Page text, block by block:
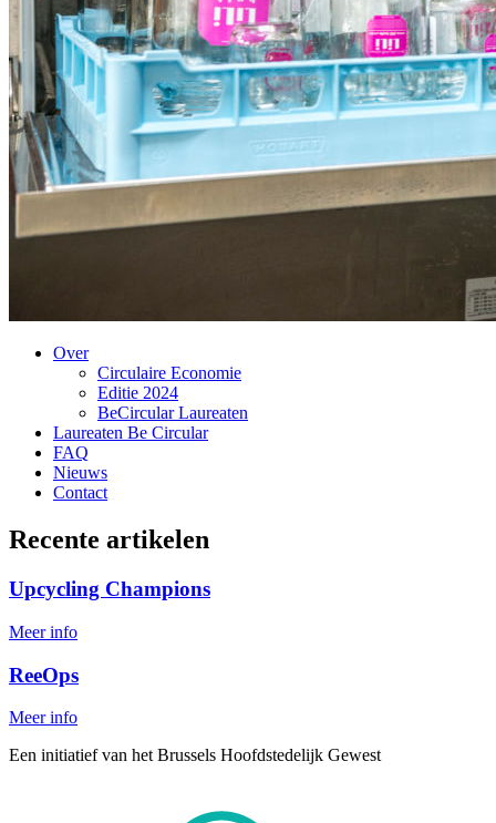
Over
Circulaire Economie
Editie 2024
BeCircular Laureaten
Laureaten Be Circular
FAQ
Nieuws
Contact
Recente artikelen
Upcycling Champions
Meer info
ReeOps
Meer info
Een initiatief van het Brussels Hoofdstedelijk Gewest